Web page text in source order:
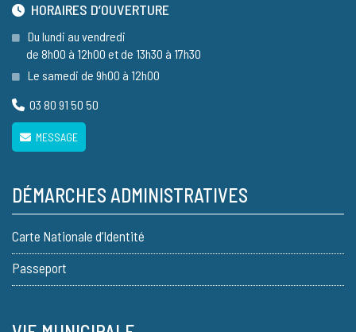
HORAIRES D’OUVERTURE
Du lundi au vendredi
de 8h00 à 12h00 et de 13h30 à 17h30
Le samedi de 9h00 à 12h00
03 80 91 50 50
MESSAGE
DÉMARCHES ADMINISTRATIVES
Carte Nationale d’Identité
Passeport